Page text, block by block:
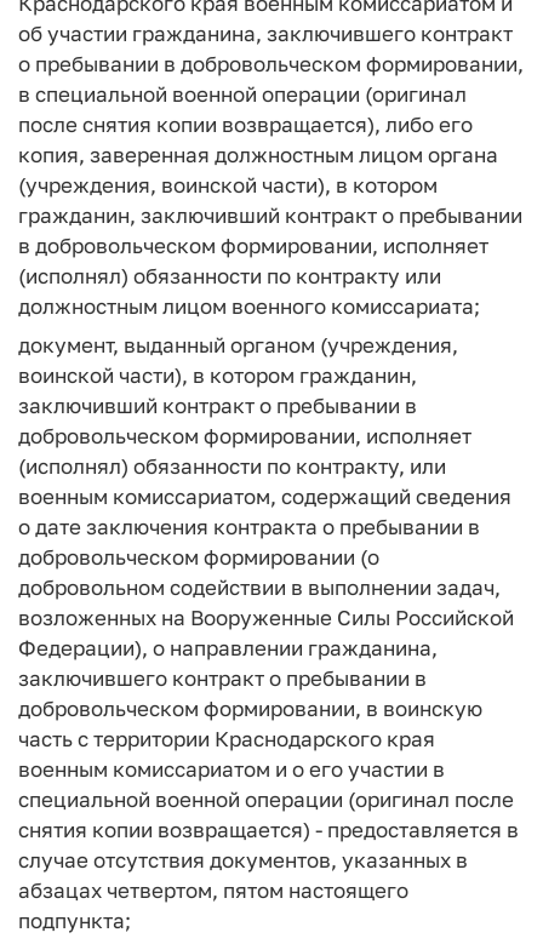
об участии гражданина, заключившего контракт
о пребывании в добровольческом формировании,
в специальной военной операции (оригинал
после снятия копии возвращается), либо его
копия, заверенная должностным лицом органа
(учреждения, воинской части), в котором
гражданин, заключивший контракт о пребывании
в добровольческом формировании, исполняет
(исполнял) обязанности по контракту или
должностным лицом военного комиссариата;
документ, выданный органом (учреждения,
воинской части), в котором гражданин,
заключивший контракт о пребывании в
добровольческом формировании, исполняет
(исполнял) обязанности по контракту, или
военным комиссариатом, содержащий сведения
о дате заключения контракта о пребывании в
добровольческом формировании (о
добровольном содействии в выполнении задач,
возложенных на Вооруженные Силы Российской
Федерации), о направлении гражданина,
заключившего контракт о пребывании в
добровольческом формировании, в воинскую
часть с территории Краснодарского края
военным комиссариатом и о его участии в
специальной военной операции (оригинал после
снятия копии возвращается) - предоставляется в
случае отсутствия документов, указанных в
абзацах четвертом, пятом настоящего
подпункта;